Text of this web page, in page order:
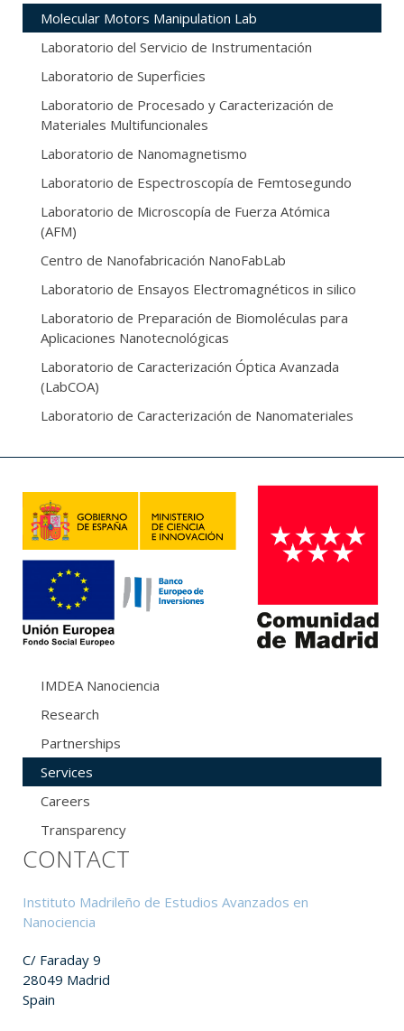
Molecular Motors Manipulation Lab
Laboratorio del Servicio de Instrumentación
Laboratorio de Superficies
Laboratorio de Procesado y Caracterización de
Materiales Multifuncionales
Laboratorio de Nanomagnetismo
Laboratorio de Espectroscopía de Femtosegundo
Laboratorio de Microscopía de Fuerza Atómica
(AFM)
Centro de Nanofabricación NanoFabLab
Laboratorio de Ensayos Electromagnéticos in silico
Laboratorio de Preparación de Biomoléculas para
Aplicaciones Nanotecnológicas
Laboratorio de Caracterización Óptica Avanzada
(LabCOA)
Laboratorio de Caracterización de Nanomateriales
IMDEA Nanociencia
Research
Partnerships
Services
Careers
Transparency
CONTACT
Instituto Madrileño de Estudios Avanzados en
Nanociencia
C/ Faraday 9
28049 Madrid
Spain